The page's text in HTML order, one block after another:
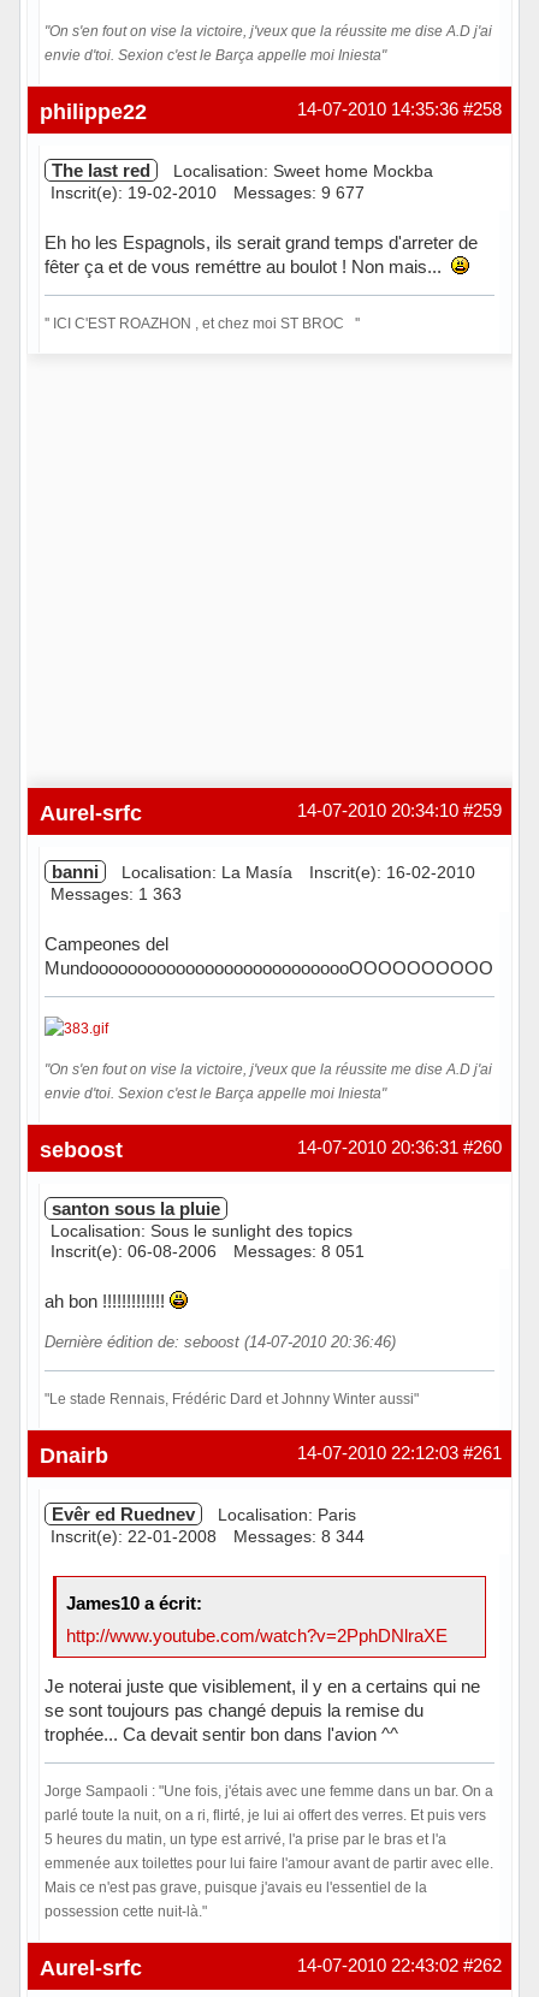
"On s'en fout on vise la victoire, j'veux que la réussite me dise A.D j'ai
envie d'toi. Sexion c'est le Barça appelle moi Iniesta"
Hors ligne #258
14-07-2010 14:35:36
philippe22
The last red
Localisation: Sweet home Mockba
Inscrit(e): 19-02-2010
Messages: 9 677
Eh ho les Espagnols, ils serait grand temps d'arreter de
fêter ça et de vous reméttre au boulot ! Non mais...
'' ICI C'EST ROAZHON , et chez moi ST BROC ''
#259
14-07-2010 20:34:10
Aurel-srfc
banni Localisation: La Masía
Inscrit(e): 16-02-2010
Messages: 1 363
Campeones del
MundoooooooooooooooooooooooooooOOOOOOOOOO
"On s'en fout on vise la victoire, j'veux que la réussite me dise A.D j'ai
envie d'toi. Sexion c'est le Barça appelle moi Iniesta"
Hors ligne #260
14-07-2010 20:36:31
seboost
santon sous la pluie
Localisation: Sous le sunlight des topics
Inscrit(e): 06-08-2006
Messages: 8 051
ah bon !!!!!!!!!!!!!
Dernière édition de: seboost (14-07-2010 20:36:46)
"Le stade Rennais, Frédéric Dard et Johnny Winter aussi"
Hors ligne #261
14-07-2010 22:12:03
Dnairb
Evêr ed Ruednev
Localisation: Paris
Inscrit(e): 22-01-2008
Messages: 8 344
James10 a écrit:
http://www.youtube.com/watch?v=2PphDNlraXE
Je noterai juste que visiblement, il y en a certains qui ne
se sont toujours pas changé depuis la remise du
trophée... Ca devait sentir bon dans l'avion ^^
Jorge Sampaoli : "Une fois, j'étais avec une femme dans un bar. On a
parlé toute la nuit, on a ri, flirté, je lui ai offert des verres. Et puis vers
5 heures du matin, un type est arrivé, l'a prise par le bras et l'a
emmenée aux toilettes pour lui faire l'amour avant de partir avec elle.
Mais ce n'est pas grave, puisque j'avais eu l'essentiel de la
possession cette nuit-là."
Hors ligne #262
14-07-2010 22:43:02
Aurel-srfc